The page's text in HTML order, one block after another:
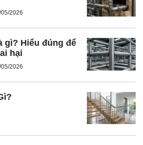
2026
gì? Hiểu đúng để
hại
2026